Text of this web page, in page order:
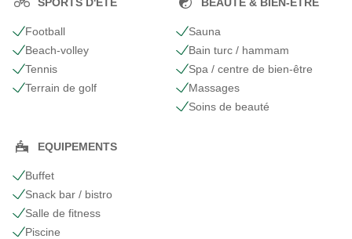
Football
Beach-volley
Tennis
Terrain de golf
Sauna
Bain turc / hammam
Spa / centre de bien-être
Massages
Soins de beauté
EQUIPEMENTS
Buffet
Snack bar / bistro
Salle de fitness
Piscine